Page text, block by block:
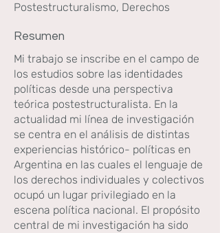
Postestructuralismo, Derechos
Resumen
Mi trabajo se inscribe en el campo de
los estudios sobre las identidades
políticas desde una perspectiva
teórica postestructuralista. En la
actualidad mi línea de investigación
se centra en el análisis de distintas
experiencias histórico- políticas en
Argentina en las cuales el lenguaje de
los derechos individuales y colectivos
ocupó un lugar privilegiado en la
escena política nacional. El propósito
central de mi investigación ha sido